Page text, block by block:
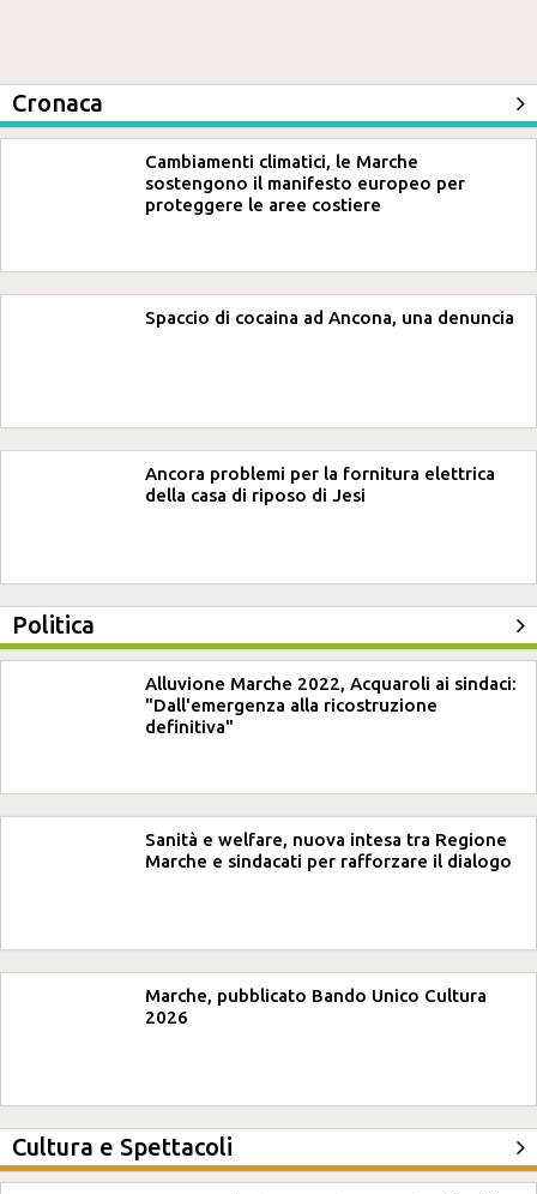
Cronaca
Cambiamenti climatici, le Marche
sostengono il manifesto europeo per
proteggere le aree costiere
Spaccio di cocaina ad Ancona, una denuncia
Ancora problemi per la fornitura elettrica
della casa di riposo di Jesi
Politica
Alluvione Marche 2022, Acquaroli ai sindaci:
"Dall'emergenza alla ricostruzione
definitiva"
Sanità e welfare, nuova intesa tra Regione
Marche e sindacati per rafforzare il dialogo
Marche, pubblicato Bando Unico Cultura
2026
Cultura e Spettacoli